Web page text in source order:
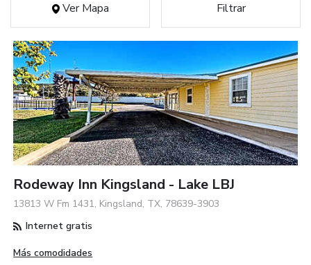
Ver Mapa Filtrar
Rodeway Inn Kingsland - Lake LBJ
13813 W Fm 1431, Kingsland, TX, 78639-3903
Internet gratis
Más comodidades